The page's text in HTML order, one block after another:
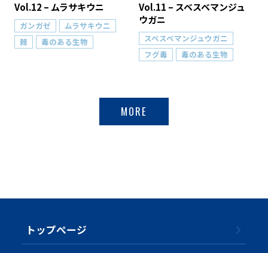
Vol.12 – ムラサキウニ
ガンガゼ
ムラサキウニ
棘
毒のある生物
Vol.11 – スベスベマンジュ
ウガニ
スベスベマンジュウガニ
フグ毒
毒のある生物
MORE
トップぺージ